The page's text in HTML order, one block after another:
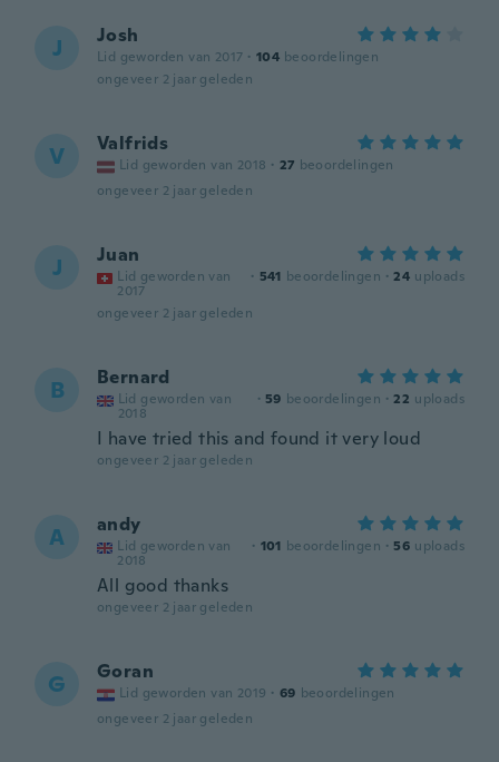
J Josh
Lid geworden van 2017 · 104 beoordelingen
ongeveer 2 jaar geleden
V Valfrids
Lid geworden van 2018 · 27 beoordelingen
ongeveer 2 jaar geleden
J Juan
Lid geworden van
2017
· 541 beoordelingen · 24 uploads
ongeveer 2 jaar geleden
B Bernard
Lid geworden van
2018
· 59 beoordelingen · 22 uploads
I have tried this and found it very loud
ongeveer 2 jaar geleden
A andy
Lid geworden van
2018
· 101 beoordelingen · 56 uploads
All good thanks
ongeveer 2 jaar geleden
G Goran
Lid geworden van 2019 · 69 beoordelingen
ongeveer 2 jaar geleden